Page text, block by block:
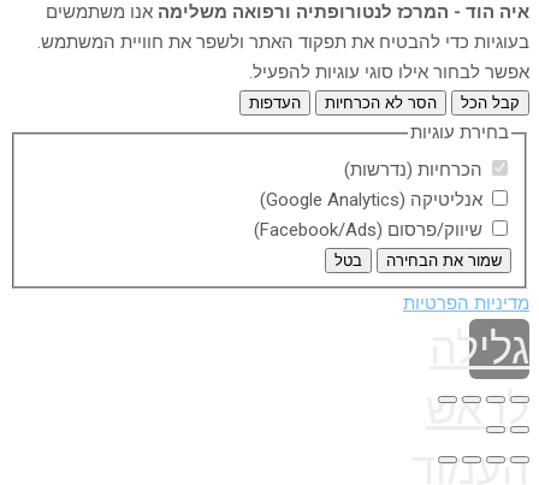
איה הוד - המרכז לנטורופתיה ורפואה משלימה אנו משתמשים
בעוגיות כדי להבטיח את תפקוד האתר ולשפר את חוויית המשתמש.
אפשר לבחור אילו סוגי עוגיות להפעיל.
קבל הכל הסר לא הכרחיות העדפות
בחירת עוגיות
הכרחיות (נדרשות)
אנליטיקה (Google Analytics)
שיווק/פרסום (Facebook/Ads)
שמור את הבחירה בטל
מדיניות הפרטיות
גלילה
לראש
העמוד